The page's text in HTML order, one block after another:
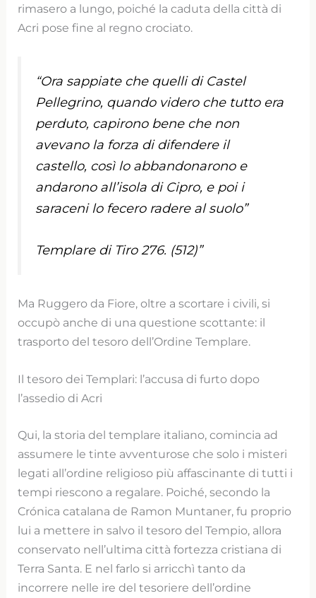
rimasero a lungo, poiché la caduta della città di
Acri pose fine al regno crociato.
“Ora sappiate che quelli di Castel
Pellegrino, quando videro che tutto era
perduto, capirono bene che non
avevano la forza di difendere il
castello, così lo abbandonarono e
andarono all’isola di Cipro, e poi i
saraceni lo fecero radere al suolo”
Templare di Tiro 276. (512)”
Ma Ruggero da Fiore, oltre a scortare i civili, si
occupò anche di una questione scottante: il
trasporto del tesoro dell’Ordine Templare.
Il tesoro dei Templari: l’accusa di furto dopo
l’assedio di Acri
Qui, la storia del templare italiano, comincia ad
assumere le tinte avventurose che solo i misteri
legati all’ordine religioso più affascinante di tutti i
tempi riescono a regalare. Poiché, secondo la
Crónica catalana de Ramon Muntaner, fu proprio
lui a mettere in salvo il tesoro del Tempio, allora
conservato nell’ultima città fortezza cristiana di
Terra Santa. E nel farlo si arricchì tanto da
incorrere nelle ire del tesoriere dell’ordine